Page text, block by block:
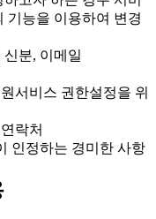
기능을 이용하여 변경
분, 이메일
서비스 권한설정을 위
락처
인정하는 경미한 사항